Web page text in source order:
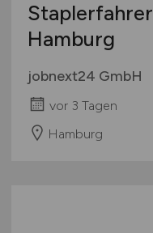
Staplerfahrer
Hamburg
jobnext24 GmbH
vor 3 Tagen
Hamburg